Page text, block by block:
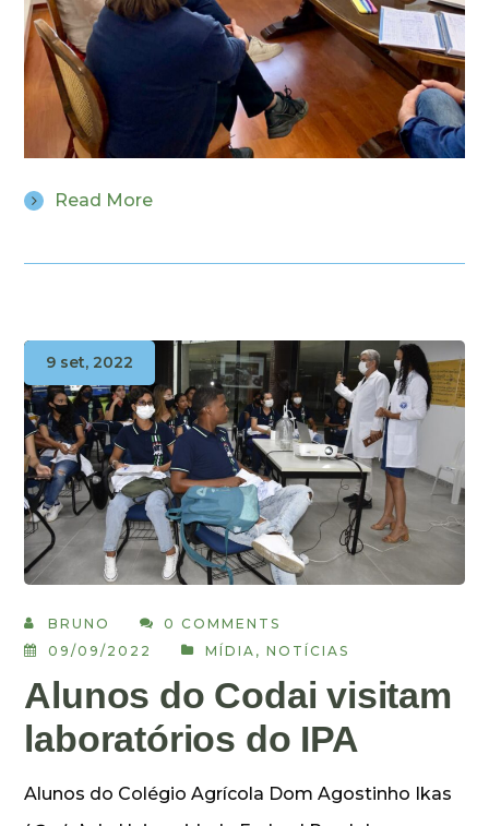
Read More
9 set, 2022
BRUNO
0 COMMENTS
09/09/2022
MÍDIA ,NOTÍCIAS
Alunos do Codai visitam
laboratórios do IPA
Alunos do Colégio Agrícola Dom Agostinho Ikas